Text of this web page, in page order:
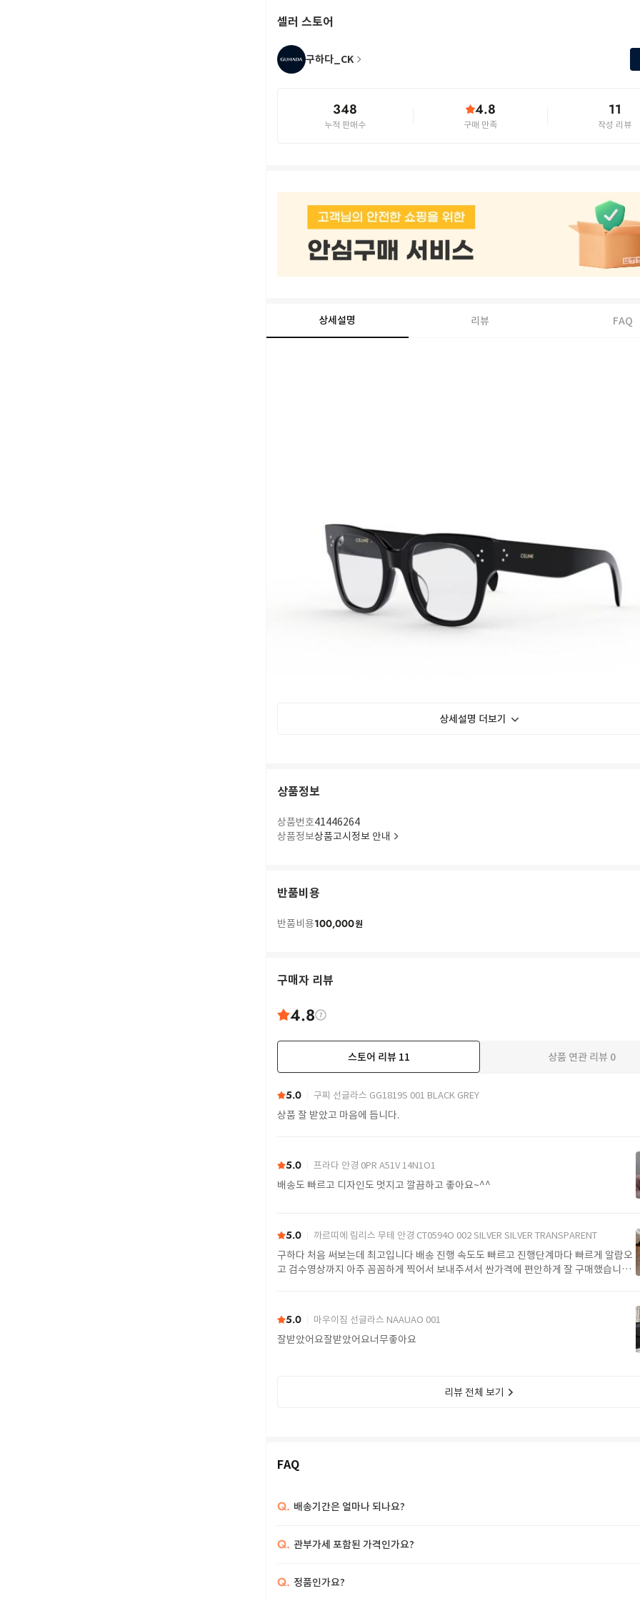
셀러 스토어
구하다_CK
348
누적 판매수
4.8
구매 만족
11
작성 리뷰
상세설명 리뷰 FAQ
상세설명 더보기
상품정보
상품번호41446264
상품정보상품고시정보 안내
반품비용
반품비용100,000원
구매자 리뷰
4.8
스토어 리뷰 11 상품 연관 리뷰 0
5.0 구찌 선글라스 GG1819S 001 BLACK GREY
상품 잘 받았고 마음에 듭니다.
5.0 프라다 안경 0PR A51V 14N1O1
배송도 빠르고 디자인도 멋지고 깔끔하고 좋아요~^^
5.0 까르띠에 림리스 무테 안경 CT0594O 002 SILVER SILVER TRANSPARENT
구하다 처음 써보는데 최고입니다 배송 진행 속도도 빠르고 진행단계마다 빠르게 알람오
고 검수영상까지 아주 꼼꼼하게 찍어서 보내주셔서 싼가격에 편안하게 잘 구매했습니다.
5.0 마우이짐 선글라스 NAAUAO 001
잘받았어요잘받았어요너무좋아요
리뷰 전체 보기
FAQ
Q. 배송기간은 얼마나 되나요?
Q. 관부가세 포함된 가격인가요?
Q. 정품인가요?